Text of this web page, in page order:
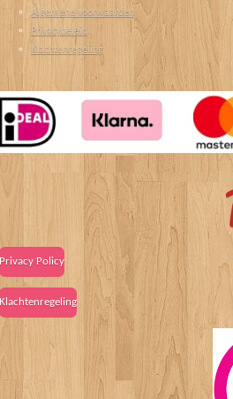
Algemene voorwaarden
Privacybeleid
Klachtenregeling
Privacy Policy
Klachtenregeling